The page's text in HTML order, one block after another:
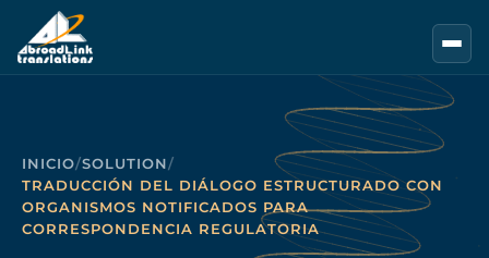
Saltar al contenido principal
INICIO/SOLUTION/
TRADUCCIÓN DEL DIÁLOGO ESTRUCTURADO CON
ORGANISMOS NOTIFICADOS PARA
CORRESPONDENCIA REGULATORIA